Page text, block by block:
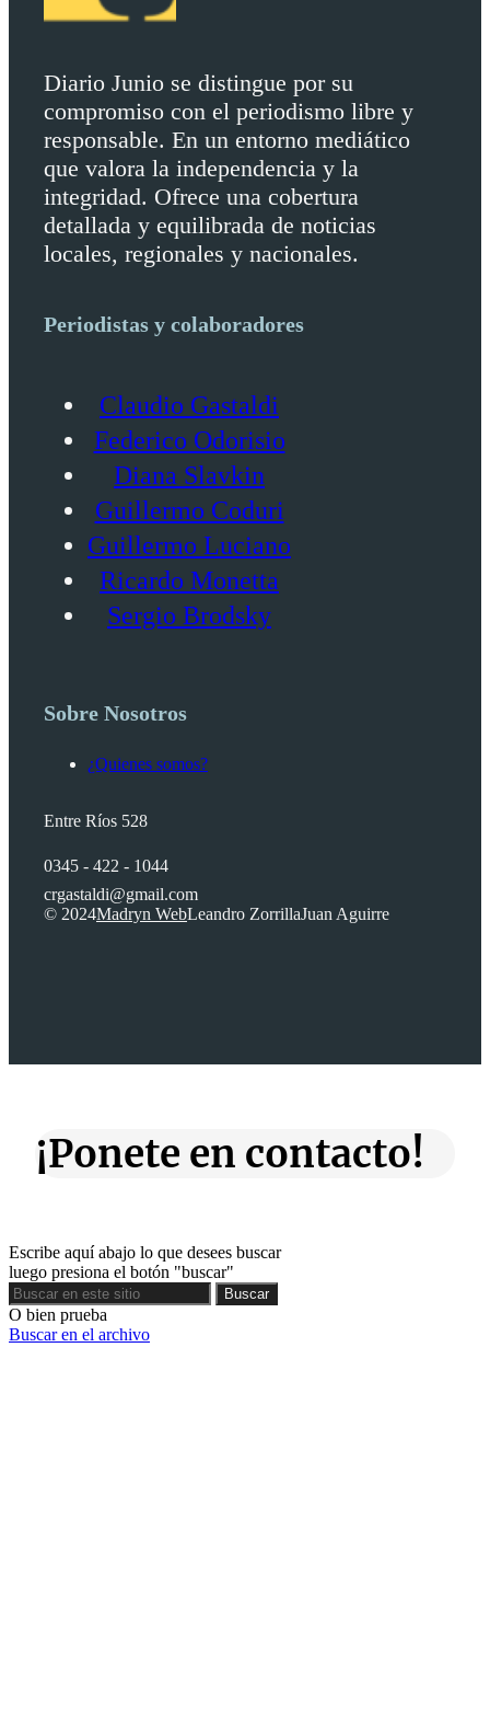
Diario Junio se distingue por su
compromiso con el periodismo libre y
responsable. En un entorno mediático
que valora la independencia y la
integridad. Ofrece una cobertura
detallada y equilibrada de noticias
locales, regionales y nacionales.
Periodistas y colaboradores
Claudio Gastaldi
Federico Odorisio
Diana Slavkin
Guillermo Coduri
Guillermo Luciano
Ricardo Monetta
Sergio Brodsky
Sobre Nosotros
¿Quienes somos?
Entre Ríos 528
0345 - 422 - 1044
crgastaldi@gmail.com
© 2024Madryn WebLeandro ZorrillaJuan Aguirre
¡Ponete en contacto!
Escribe aquí abajo lo que desees buscar
luego presiona el botón "buscar"
Buscar
Buscar
O bien prueba
Buscar en el archivo